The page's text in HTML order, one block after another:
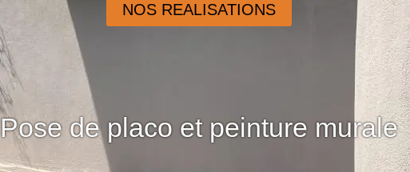
NOS REALISATIONS
Pose de placo et peinture murale